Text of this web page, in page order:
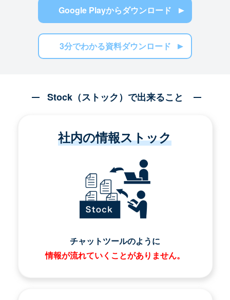
Google Playからダウンロード
3分でわかる資料ダウンロード
Stock（ストック）で出来ること
社内の情報ストック
チャットツールのように
情報が流れていくことがありません。